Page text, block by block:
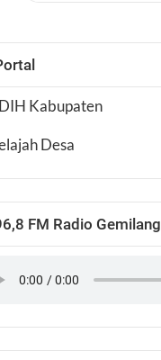
Kabupaten
Desa
FM Radio Gemilang